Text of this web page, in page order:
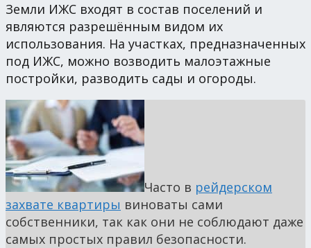
Земли ИЖС входят в состав поселений и
являются разрешённым видом их
использования. На участках, предназначенных
под ИЖС, можно возводить малоэтажные
постройки, разводить сады и огороды.
Часто в рейдерском
захвате квартиры виноваты сами
собственники, так как они не соблюдают даже
самых простых правил безопасности.